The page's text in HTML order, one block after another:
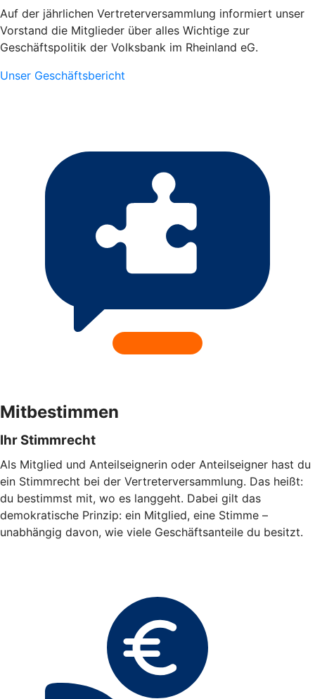
Auf der jährlichen Vertreterversammlung informiert unser
Vorstand die Mitglieder über alles Wichtige zur
Geschäftspolitik der Volksbank im Rheinland eG.
Unser Geschäftsbericht
Mitbestimmen
Ihr Stimmrecht
Als Mitglied und Anteilseignerin oder Anteilseigner hast du
ein Stimmrecht bei der Vertreterversammlung. Das heißt:
du bestimmst mit, wo es langgeht. Dabei gilt das
demokratische Prinzip: ein Mitglied, eine Stimme –
unabhängig davon, wie viele Geschäftsanteile du besitzt.